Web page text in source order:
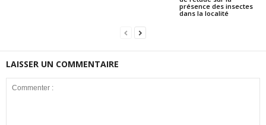
présence des insectes
dans la localité
LAISSER UN COMMENTAIRE